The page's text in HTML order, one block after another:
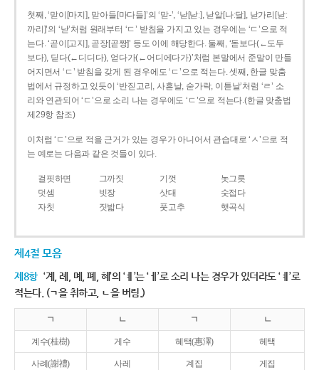
첫째, ‘맏이[마지], 맏아들[마다들]’의 ‘맏-’, ‘낟[낟ː], 낟알[나ː달], 낟가리[낟ː
까리]’의 ‘낟’처럼 원래부터 ‘ㄷ’ 받침을 가지고 있는 경우에는 ‘ㄷ’으로 적
는다. ‘곧이[고지], 곧장[곧짱]’ 등도 이에 해당한다. 둘째, ‘돋보다(←도두
보다), 딛다(←디디다), 얻다가(←어디에다가)’처럼 본말에서 준말이 만들
어지면서 ‘ㄷ’ 받침을 갖게 된 경우에도 ‘ㄷ’으로 적는다. 셋째, 한글 맞춤
법에서 규정하고 있듯이 ‘반짇고리, 사흗날, 숟가락, 이튿날’처럼 ‘ㄹ’ 소
리와 연관되어 ‘ㄷ’으로 소리 나는 경우에도 ‘ㄷ’으로 적는다.(한글 맞춤법
제29항 참조)
이처럼 ‘ㄷ’으로 적을 근거가 있는 경우가 아니어서 관습대로 ‘ㅅ’으로 적
는 예로는 다음과 같은 것들이 있다.
걸핏하면 그까짓 기껏
놋그릇
덧셈
빗장 삿대
숫접다
자칫
짓밟다 풋고추 햇곡식
제4절 모음
제8항 ‘계, 례, 몌, 폐, 혜’의 ‘ㅖ’는 ‘ㅔ’로 소리 나는 경우가 있더라도 ‘ㅖ’로
적는다. (ㄱ을 취하고, ㄴ을 버림.)
ㄱ ㄴ ㄱ ㄴ
계수(桂樹) 게수 혜택(惠澤) 헤택
사례(謝禮) 사레 계집 게집